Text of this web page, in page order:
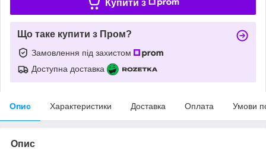
Купити з
Що таке купити з Пром?
Замовлення під захистом
Доступна доставка
Опис Характеристики Доставка Оплата Умови
Опис